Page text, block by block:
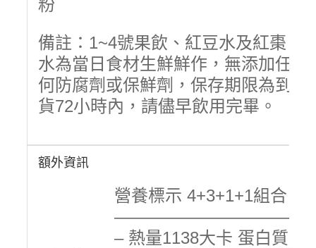
粉
備註：1~4號果飲、紅豆水及紅棗
水為當日食材生鮮鮮作，無添加任
何防腐劑或保鮮劑，保存期限為到
貨72小時內，請儘早飲用完畢。
額外資訊
營養標示 4+3+1+1組合
———————————
– 熱量1138大卡 蛋白質